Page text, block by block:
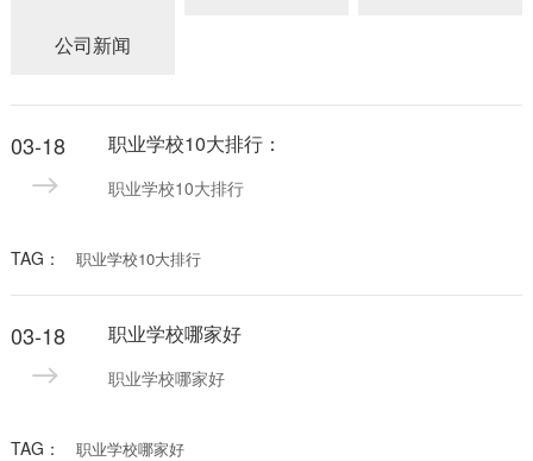
公司新闻
03-18 职业学校10大排行：
职业学校10大排行
TAG： 职业学校10大排行
03-18 职业学校哪家好
职业学校哪家好
TAG： 职业学校哪家好